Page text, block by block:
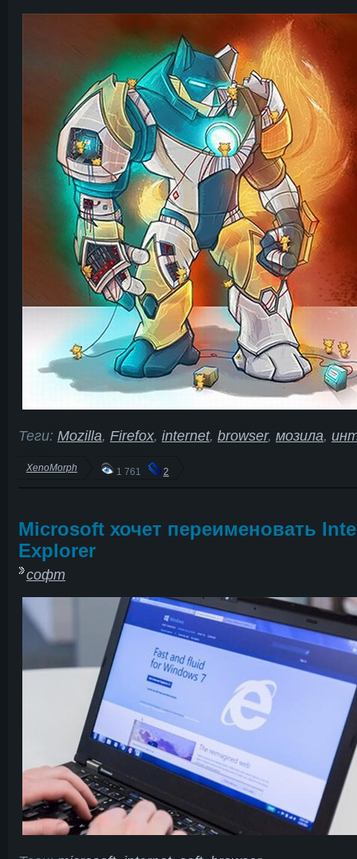
Теги: Mozilla, Firefox, internet, browser, мозила,
XenoMorph 1 761 2
Microsoft хочет переименовать
Explorer
софт